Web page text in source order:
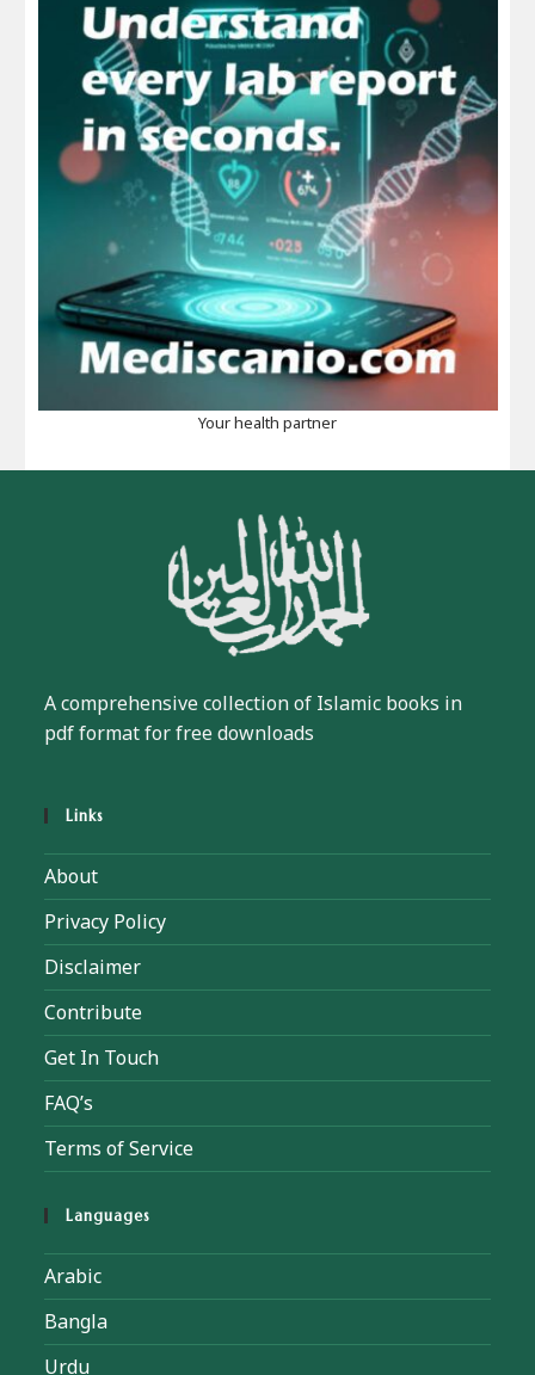
Your health partner
A comprehensive collection of Islamic books in
pdf format for free downloads
Links
About
Privacy Policy
Disclaimer
Contribute
Get In Touch
FAQ’s
Terms of Service
Languages
Arabic
Bangla
Urdu